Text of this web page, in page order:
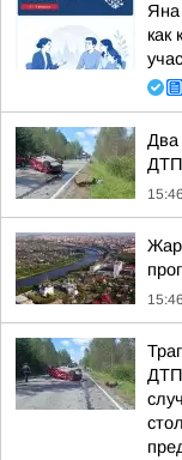
Яна
как
Два
ДТП
15:46
15:46
ДТП